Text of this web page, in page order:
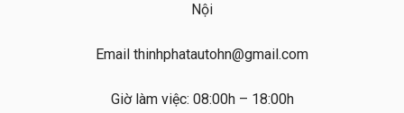
Nội
Email thinhphatautohn@gmail.com
Giờ làm việc: 08:00h – 18:00h